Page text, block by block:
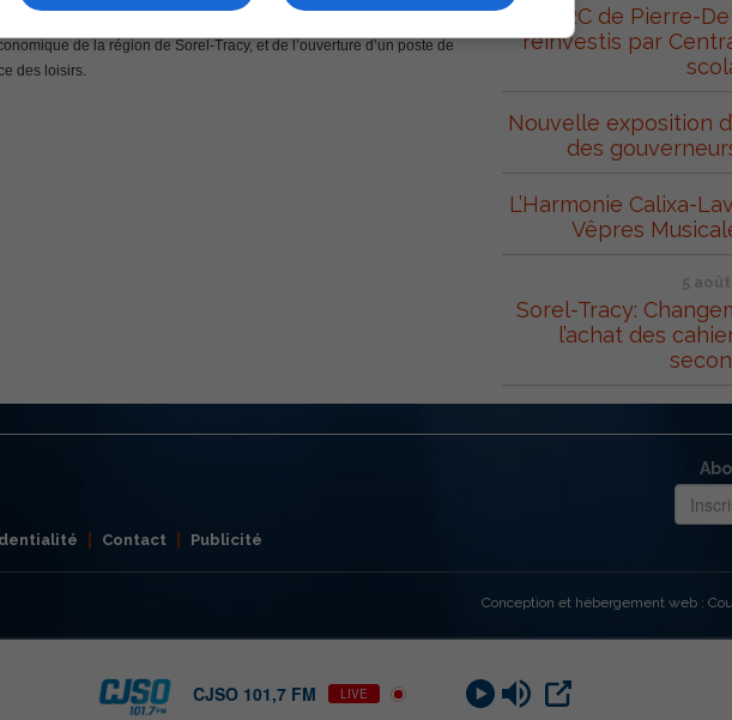
de la région de Sorel-Tracy, et de l’ouverture d’un poste de
des loisirs.
MRC de Pierre-
réinvestis par
Nouvelle exposition
des
L’Harmonie Calixa-
Vêpres
5
Sorel-Tracy:
l’achat des
Contact Publicité
Conception et hébergement web :
CJSO 101,7 FM LIVE